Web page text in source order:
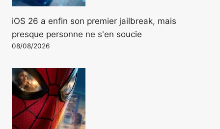
iOS 26 a enfin son premier jailbreak, mais
presque personne ne s'en soucie
08/08/2026